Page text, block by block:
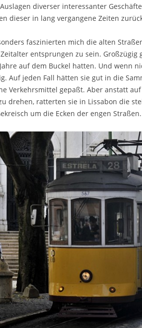
diverser interessanter
dieser in lang vergangene Zeiten
faszinierten mich die alten
entsprungen zu sein. Großzügig
auf dem Buckel hatten. Und wenn
Auf jeden Fall hätten sie gut in die
Verkehrsmittel gepaßt. Aber anstatt
drehen, ratterten sie in Lissabon die
um die Ecken der engen Straßen.